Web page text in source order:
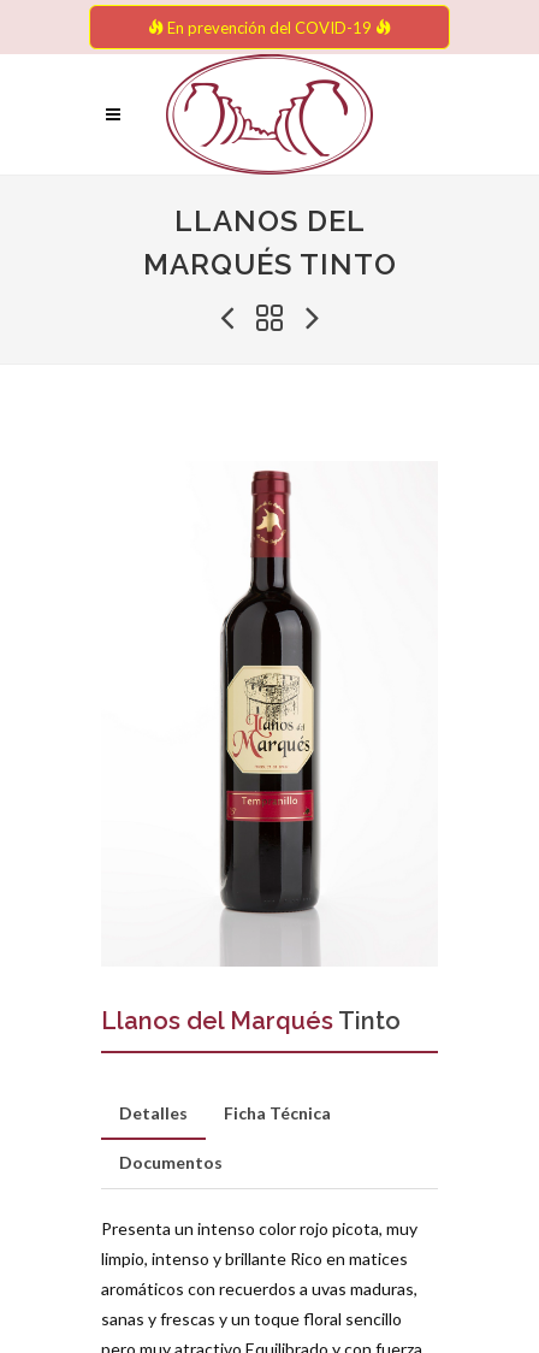
En prevención del COVID-19
LLANOS DEL
MARQUÉS TINTO
Llanos del Marqués Tinto
Detalles Ficha Técnica
Documentos
Presenta un intenso color rojo picota, muy
limpio, intenso y brillante Rico en matices
aromáticos con recuerdos a uvas maduras,
sanas y frescas y un toque floral sencillo
pero muy atractivo Equilibrado y con fuerza